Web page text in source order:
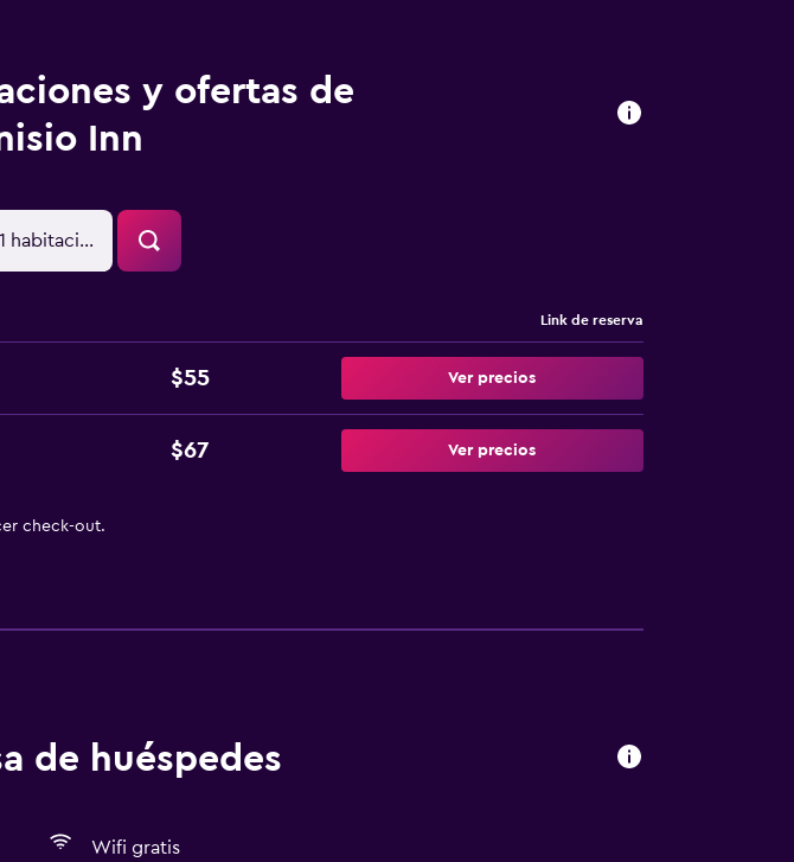
y ofertas de
Inn
habitación
Link de reserva
$55 Ver precios
$67 Ver precios
check-out.
de huéspedes
Wifi gratis